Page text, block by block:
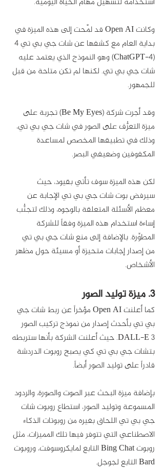
وكانت Open AI قد لمَّحت إلى هذه الميزة في
(ChatGPT-4) وهو النموذج الذي يعتمد عليه
شات جي بي تي. لكنها لم تكن متاحة من قبل
للجمهور.
وقد أجرت شركة (Be My Eyes) تجربة على
ميزة التعرُّف على الصور في شات جي بي تي،
وذلك في تطبيقها المخصص لمساعدة
المكفوفين وضعيفي البصر.
لكن هذه الميزة سوف تأتي بقيود، حيث
سيرفض بوت شات جي بي تي الإجابة عن
معظم الأسئلة المتعلقة بالوجوه، وذلك لتجنُّب
إساءة استخدام هذه الميزة وفقاً للشركة
المطوِّرة. بالإضافة إلى منع شات جي بي تي
من إصدار إجابات متحيزة أو مسيئة حول مظهر
الأشخاص.
3. ميزة توليد الصور
كما أعلنت Open AI مؤخراً عن ربط شات جي
بي تي بأحدث إصدار من نموذج تركيب الصور
DALL-E 3. حيث أعلنت الشركة بأنها ستربطه
بتشات جي بي تي كي يصبح روبوت الدردشة
قادراً على توليد الصور أبضاً.
بإضافة ميزة البحث عبر الصوت والصورة، والردود
المسموعة وتوليد الصور، استطاع روبوت شات
جي بي تي اللحاق بغيره من روبوتات الذكاء
الاصطناعي التي تتوفر فيها تلك المميزات، مثل
روبوت Bing Chat التابع لمايكروسوفت، وروبوت
Bard التابع لجوجل.